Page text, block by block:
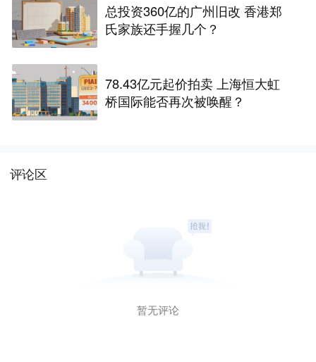
总投资360亿的广州旧改 香港郑
氏家族还手握几个？
78.43亿元起价拍卖 上海恒大虹
桥国际能否再次被唤醒？
评论区
暂无评论